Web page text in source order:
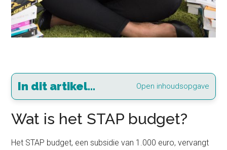
In dit artikel... Open inhoudsopgave
Wat is het STAP budget?
Het STAP budget, een subsidie van 1.000 euro, vervangt